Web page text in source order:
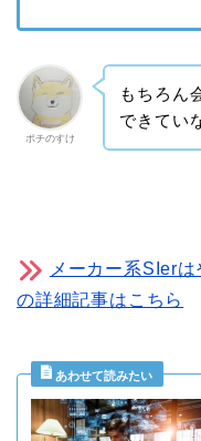
ポチのすけ
もちろん
できてい
メーカー系SIer
の詳細記事はこちら